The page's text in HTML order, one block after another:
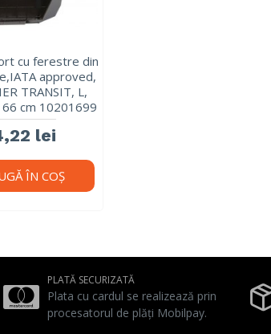
cu ferestre din
approved,
TRANSIT, L,
cm 10201699
lei
ÎN COŞ
PLATĂ SECURIZATĂ
Plata cu cardul se realizează prin
procesatorul de plăți Mobilpay.